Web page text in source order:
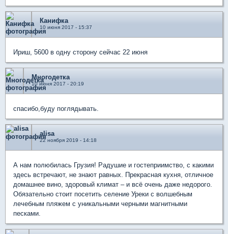
Канифка
10 июня 2017 - 15:37
Ириш, 5600 в одну сторону сейчас 22 июня
Многодетка
10 июня 2017 - 20:19
спасибо,буду поглядывать.
alisa
22 ноября 2019 - 14:18
А нам полюбилась Грузия! Радушие и гостеприимство, с какими
здесь встречают, не знают равных. Прекрасная кухня, отличное
домашнее вино, здоровый климат – и всё очень даже недорого.
Обязательно стоит посетить селение Уреки с волшебным
лечебным пляжем с уникальными черными магнитными
песками.